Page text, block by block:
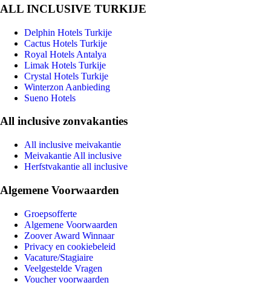
ALL INCLUSIVE TURKIJE
Delphin Hotels Turkije
Cactus Hotels Turkije
Royal Hotels Antalya
Limak Hotels Turkije
Crystal Hotels Turkije
Winterzon Aanbieding
Sueno Hotels
All inclusive zonvakanties
All inclusive meivakantie
Meivakantie All inclusive
Herfstvakantie all inclusive
Algemene Voorwaarden
Groepsofferte
Algemene Voorwaarden
Zoover Award Winnaar
Privacy en cookiebeleid
Vacature/Stagiaire
Veelgestelde Vragen
Voucher voorwaarden